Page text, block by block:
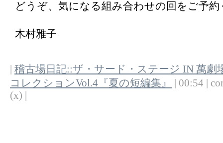
どうぞ、気になる組み合わせの回をご予
木村雅子
稽古場日記::ザ・サード・ステージ IN 萬劇
コレクションVol.4『夏の短編集』
| 00:54 |
(x) |